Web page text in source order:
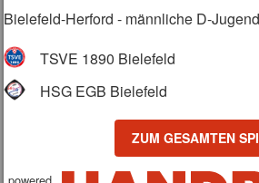
Bielefeld-Herford - männliche D-
TSVE 1890 Bielefeld
HSG EGB Bielefeld
ZUM GESAMTEN